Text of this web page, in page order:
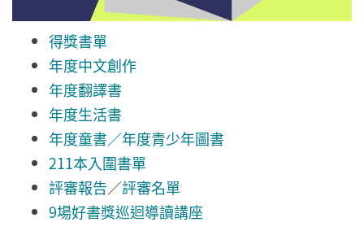
得獎書單
年度中文創作
年度翻譯書
年度生活書
年度童書／年度青少年圖書
211本入圍書單
評審報告／評審名單
9場好書獎巡迴導讀講座